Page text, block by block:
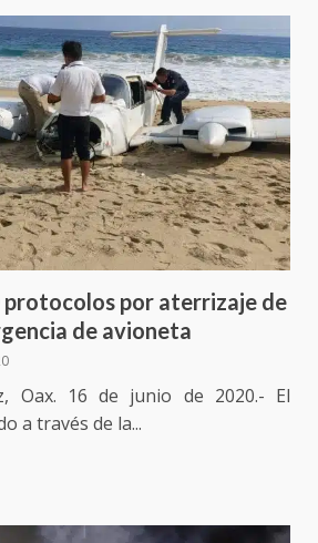
protocolos por aterrizaje de
de avioneta
Oax. 16 de junio de 2020.- El
a través de la...